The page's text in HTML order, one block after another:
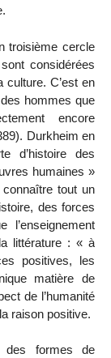
troisième cercle
considérées
culture. C’est en
hommes que
encore
Durkheim en
d’histoire des
humaines »
tout un
des forces
littérature : « à
positives, les
matière de
de l’humanité
raison positive.
des formes de